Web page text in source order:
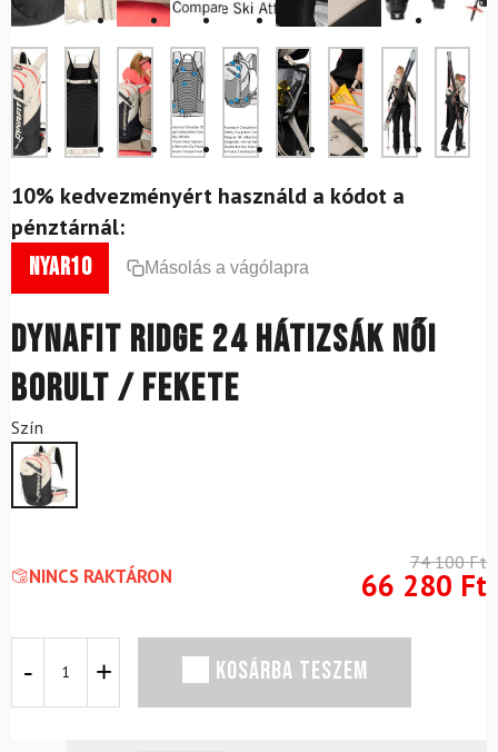
10% kedvezményért használd a kódot a
pénztárnál:
nyar10 Másolás a vágólapra
DYNAFIT Ridge 24 hátizsák női
borult / fekete
Szín
NINCS RAKTÁRON
74 100Ft
66 280 Ft
Ridge
KOSÁRBA TESZEM